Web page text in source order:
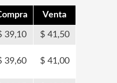
Venta
39,10 41,50
39,60 41,00